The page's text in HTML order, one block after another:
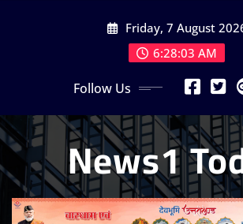
Friday, 7 August
6:28:05 AM
Follow Us
News1